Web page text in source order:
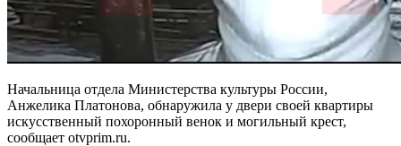
Начальница отдела Министерства культуры России,
Анжелика Платонова, обнаружила у двери своей квартиры
искусственный похоронный венок и могильный крест,
сообщает otvprim.ru.